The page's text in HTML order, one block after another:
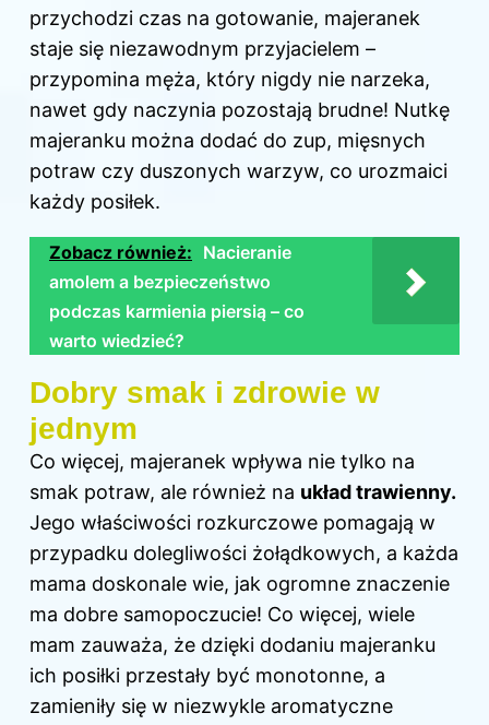
przychodzi czas na gotowanie, majeranek
staje się niezawodnym przyjacielem –
przypomina męża, który nigdy nie narzeka,
nawet gdy naczynia pozostają brudne! Nutkę
majeranku można dodać do zup, mięsnych
potraw czy duszonych warzyw, co urozmaici
każdy posiłek.
Zobacz również: Nacieranie
amolem a bezpieczeństwo
podczas karmienia piersią – co
warto wiedzieć?
Dobry smak i zdrowie w
jednym
Co więcej, majeranek wpływa nie tylko na
smak potraw, ale również na układ trawienny.
Jego właściwości rozkurczowe pomagają w
przypadku dolegliwości żołądkowych, a każda
mama doskonale wie, jak ogromne znaczenie
ma dobre samopoczucie! Co więcej, wiele
mam zauważa, że dzięki dodaniu majeranku
ich posiłki przestały być monotonne, a
zamieniły się w niezwykle aromatyczne